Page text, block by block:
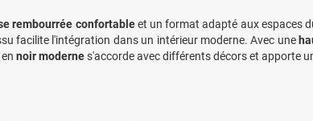
rembourrée confortableet un format adapté aux espaces
facilite l'intégration dans un intérieur moderne. Avec une
noir modernes'accorde avec différents décors et apporte